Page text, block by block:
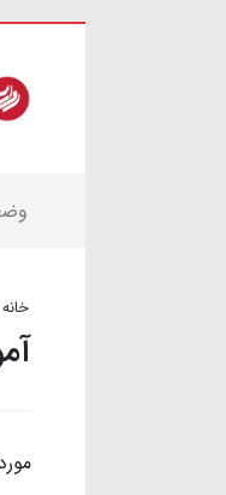
خانه